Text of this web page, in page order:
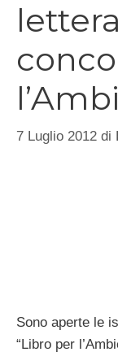
7 Luglio 2012 di
Sono aperte le
“Libro per